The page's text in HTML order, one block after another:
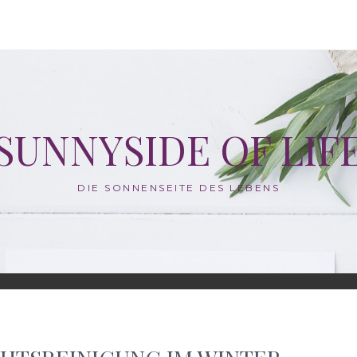
OF
DIE SONNENSEITE DES LEBENS